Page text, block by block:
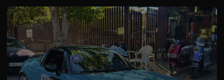
ИП Мельникова Марина Сергеевна
Реквизиты
ИНН: 8602 3729 6986
ОГРН: 32001 05000 07197
Главная
Услуги
Кейсы
Акции
Контакты
+7 (989) 833-28-02
г. Краснодар, ул. Карасунская, 4